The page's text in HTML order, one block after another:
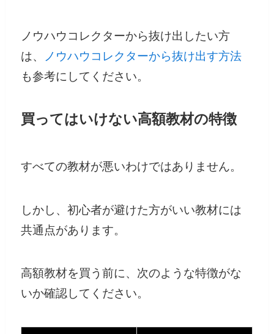
ノウハウコレクターから抜け出したい方
は、
ノウハウコレクターから抜け出す方法
も参考にしてください。
買ってはいけない高額教材の特徴
すべての教材が悪いわけではありません。
しかし、初心者が避けた方がいい教材には
共通点があります。
高額教材を買う前に、次のような特徴がな
いか確認してください。